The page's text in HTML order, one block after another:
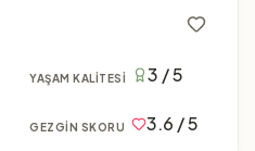
YAŞAM KALITESI 3 / 5
GEZGIN SKORU 3.6 / 5